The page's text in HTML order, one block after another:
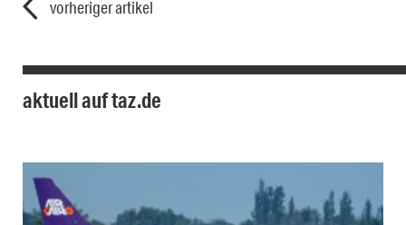
vorheriger artikel
aktuell auf taz.de